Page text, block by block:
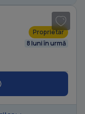
Proprietar
8 luni în urmă